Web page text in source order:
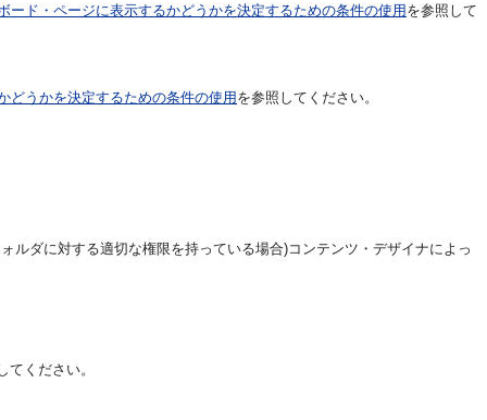
ード・ページに表示するかどうかを決定するための条件の使用を参照して
どうかを決定するための条件の使用を参照してください。
ルダに対する適切な権限を持っている場合)コンテンツ・デザイナによっ
ください。